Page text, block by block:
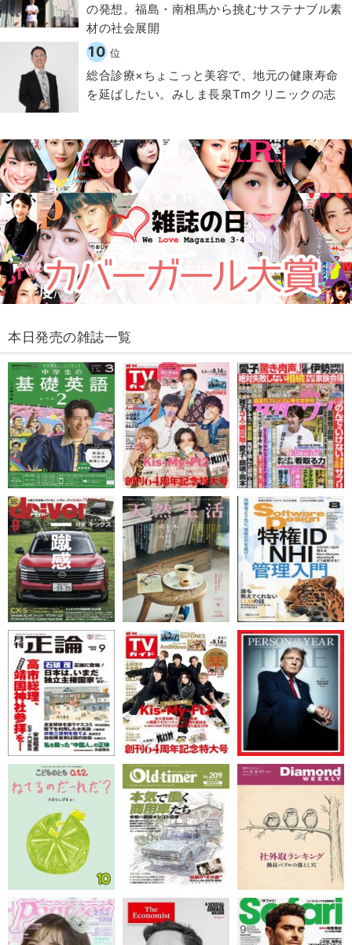
の発想。福島・南相馬から挑むサステナブル素
材の社会展開​
10 位
総合診療×ちょこっと美容で、地元の健康寿命
を延ばしたい。みしま長泉Tmクリニックの志
本日発売の雑誌一覧